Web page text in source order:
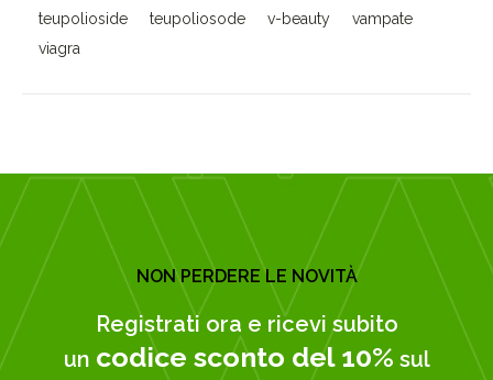
teupolioside
teupoliosode v-beauty
vampate
viagra
NON PERDERE LE NOVITÀ
Registrati ora e ricevi subito
un codice sconto del 10% sul